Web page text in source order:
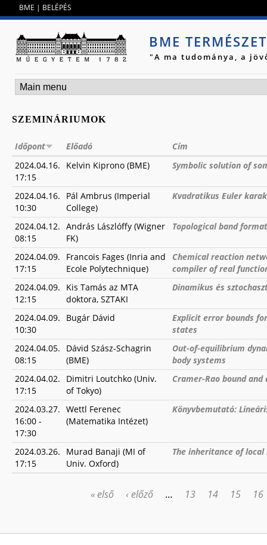
BME | BELÉPÉS
BME
"A ma tudománya, a
SZEMINÁRIUMOK
Időpont Előadó
Cím
2024.04.16.
17:15
Kelvin Kiprono (BME) Symbolic solution of
2024.04.16.
10:30
Pál Ambrus (Imperial
College)
Kvadratikus Euler
2024.04.12.
08:15
András Lászlóffy (Wigner
FK)
Topological band
2024.04.09.
17:15
Francois Fages (Inria and
Ecole Polytechnique)
Chemical reaction
compiler of real
2024.04.09.
12:15
Kis Tamás az MTA
doktora, SZTAKI
Dinamikus és
2024.04.09.
10:30
Bugár Dávid
Explicit error bounds
states
2024.04.05.
08:15
Dávid Szász-Schagrin
(BME)
Out-of-equilibrium
body systems
2024.04.02.
17:15
Dimitri Loutchko (Univ.
of Tokyo)
Cramer-Rao bound
2024.03.27.
16:00 -
17:30
Wettl Ferenec
(Matematika Intézet)
Könyvbemutató:
2024.03.26.
17:15
Murad Banaji (MI of
Univ. Oxford)
The inheritance of
« első ‹ előző … 13 14 15 16